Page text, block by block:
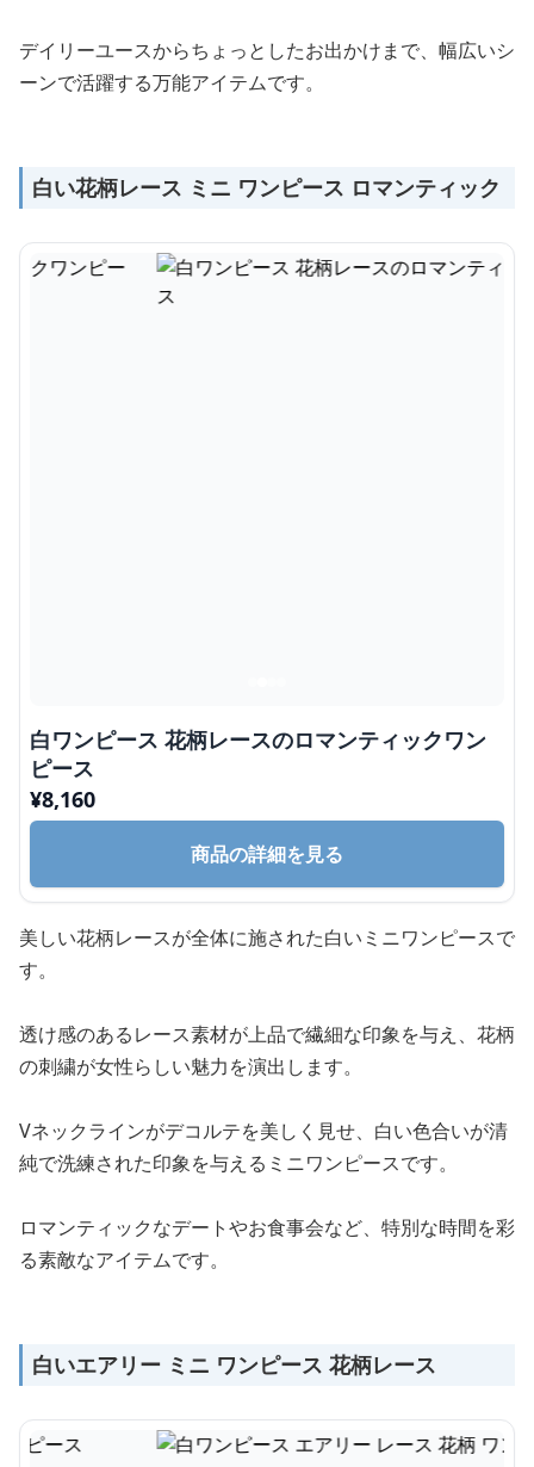
デイリーユースからちょっとしたお出かけまで、幅広いシ
ーンで活躍する万能アイテムです。
白い花柄レース ミニ ワンピース ロマンティック
白ワンピース 花柄レースのロマンティックワン
ピース
¥8,160
商品の詳細を見る
美しい花柄レースが全体に施された白いミニワンピースで
す。
透け感のあるレース素材が上品で繊細な印象を与え、花柄
の刺繍が女性らしい魅力を演出します。
Vネックラインがデコルテを美しく見せ、白い色合いが清
純で洗練された印象を与えるミニワンピースです。
ロマンティックなデートやお食事会など、特別な時間を彩
る素敵なアイテムです。
白いエアリー ミニ ワンピース 花柄レース